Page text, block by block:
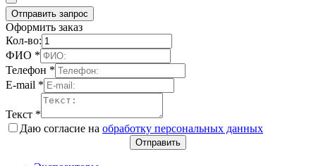
Отправить запрос
Оформить заказ
Кол-во:
ФИО *
Телефон *
E-mail *
Текст *
Даю согласие на обработку персональных данных
Отправить